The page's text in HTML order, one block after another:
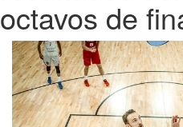
octavos de